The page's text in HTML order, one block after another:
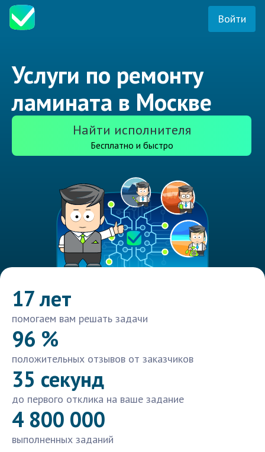
Войти
Услуги по ремонту
ламината в Москве
Найти исполнителя
Бесплатно и быстро
17 лет
помогаем вам решать задачи
96 %
положительных отзывов от заказчиков
35 секунд
до первого отклика на ваше задание
4 800 000
выполненных заданий